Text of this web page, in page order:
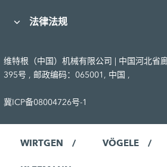
法律法规
维特根（中国）机械有限公司 | 中国河北省
395号 , 邮政编码：065001, 中国 ,
冀ICP备08004726号-1
WIRTGEN VÖGELE